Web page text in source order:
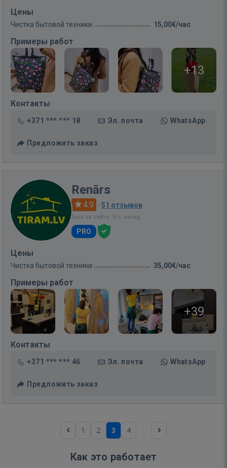
Цены
Чистка бытовой техники 15,00€/час
Примеры работ
+13
Контакты
+371 *** *** 18 Эл. почта WhatsApp
Предложить заказ
Renārs
4.9 · 51 отзывов
Был на сайте: 8 ч. назад
PRO
Цены
Чистка бытовой техники 35,00€/час
Примеры работ
+39
Контакты
+371 *** *** 46 Эл. почта WhatsApp
Предложить заказ
1 2 3 4 ...
Как это работает